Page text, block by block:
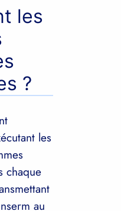
les
?
les
chaque
au